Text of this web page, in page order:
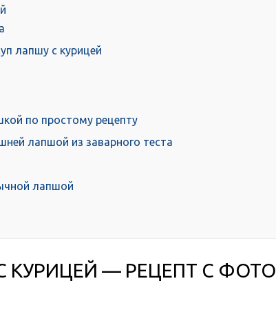
лапшу с курицей
по простому рецепту
лапшой из заварного теста
лапшой
— РЕЦЕПТ С ФОТО